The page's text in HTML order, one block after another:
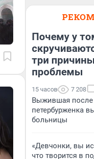
Почему у
три
проблемы
15 часов 7 208
Выжившая после
петербурженка
больницы
«Девчонки, вы
что творится в